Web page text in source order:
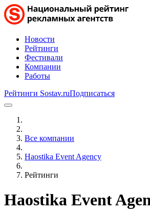
Новости
Рейтинги
Фестивали
Компании
Работы
Рейтинги Sostav.ruПодписаться
Все компании
Haostika Event Agency
Рейтинги
Haostika Event